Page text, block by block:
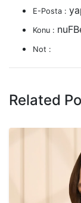
E-Posta :
Konu :
Not :
Related